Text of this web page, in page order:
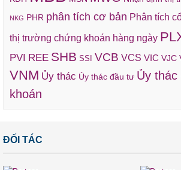
NKG PHR phân tích cơ bản Phân tích
thị trường chứng khoán hàng ngày
PVI REE SHB SSI VCB VCS VIC VJC
VNM Ủy thác Ủy thác đầu tư Ủy
khoán
ĐỐI TÁC